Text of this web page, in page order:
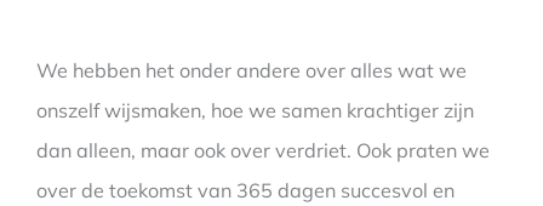
We hebben het onder andere over alles wat we
onszelf wijsmaken, hoe we samen krachtiger zijn
dan alleen, maar ook over verdriet. Ook praten we
over de toekomst van 365 dagen succesvol en